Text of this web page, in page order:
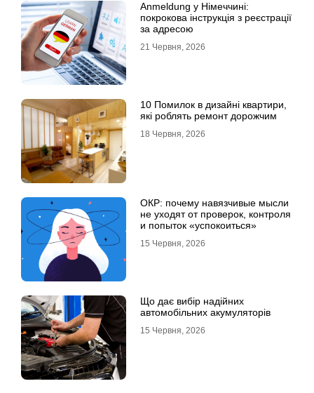
Anmeldung у Німеччині:
покрокова інструкція з реєстрації
за адресою
21 Червня, 2026
10 Помилок в дизайні квартири,
які роблять ремонт дорожчим
18 Червня, 2026
ОКР: почему навязчивые мысли
не уходят от проверок, контроля
и попыток «успокоиться»
15 Червня, 2026
Що дає вибір надійних
автомобільних акумуляторів
15 Червня, 2026